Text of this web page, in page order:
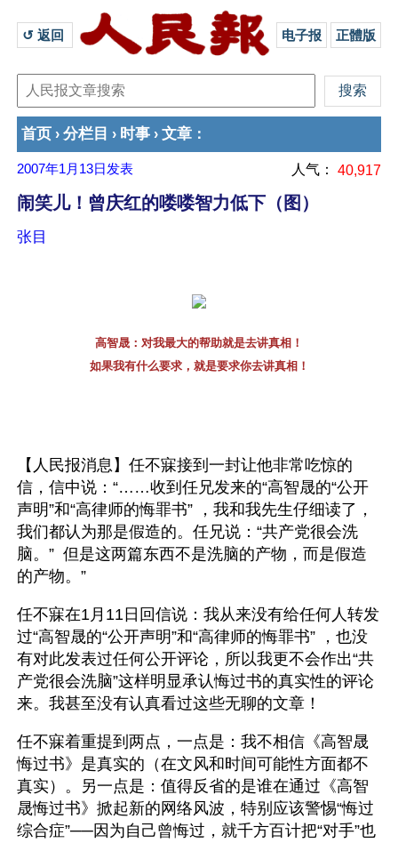
↺ 返回 电子报 正體版
首页 › 分栏目 › 时事 › 文章 ：
2007年1月13日 发表 人气： 40,917
闹笑儿！曾庆红的喽喽智力低下（图）
张目
高智晟：对我最大的帮助就是去讲真相！
如果我有什么要求，就是要求你去讲真相！
【人民报消息】任不寐接到一封让他非常吃惊的
信，信中说：“……收到任兄发来的“高智晟的“公开
声明”和“高律师的悔罪书” ，我和我先生仔细读了，
我们都认为那是假造的。任兄说：“共产党很会洗
脑。”  但是这两篇东西不是洗脑的产物，而是假造
的产物。”
任不寐在1月11日回信说：我从来没有给任何人转发
过“高智晟的“公开声明”和“高律师的悔罪书” ，也没
有对此发表过任何公开评论，所以我更不会作出“共
产党很会洗脑”这样明显承认悔过书的真实性的评论
来。我甚至没有认真看过这些无聊的文章！
任不寐着重提到两点，一点是：我不相信《高智晟
悔过书》是真实的（在文风和时间可能性方面都不
真实）。另一点是：值得反省的是谁在通过《高智
晟悔过书》掀起新的网络风波，特别应该警惕“悔过
综合症”──因为自己曾悔过，就千方百计把“对手”也